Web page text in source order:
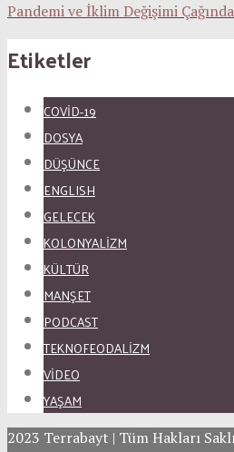
Pandemi ve İklim Değişimi
Etiketler
COVID-19
DOSYA
DÜŞÜNCE
ENGLISH
GELECEK
KOLONYALİZM
KÜLTÜR
MANŞET
PODCAST
TEKNOFEODALİZM
VİDEO
YAŞAM
2023 Terrabayt | Tüm Hakları